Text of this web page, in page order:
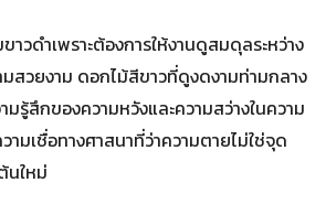
าวดำเพราะต้องการให้งานดูสมดุลระหว่าง
มสวยงาม ดอกไม้สีขาวที่ดูงดงามท่ามกลาง
รู้สึกของความหวังและความสว่างในความ
มเชื่อทางศาสนาที่ว่าความตายไม่ใช่จุด
นใหม่